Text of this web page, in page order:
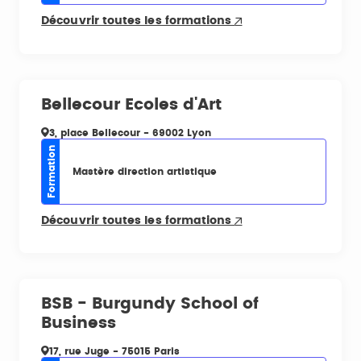
Découvrir toutes les formations
Bellecour Ecoles d'Art
3, place Bellecour - 69002 Lyon
Formation Mastère direction artistique
Découvrir toutes les formations
BSB - Burgundy School of
Business
17, rue Juge - 75015 Paris